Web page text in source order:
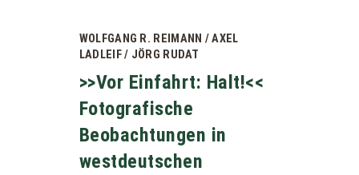
WOLFGANG R. REIMANN / AXEL
LADLEIF / JÖRG RUDAT
>>Vor Einfahrt: Halt!<<
Fotografische
Beobachtungen in
westdeutschen